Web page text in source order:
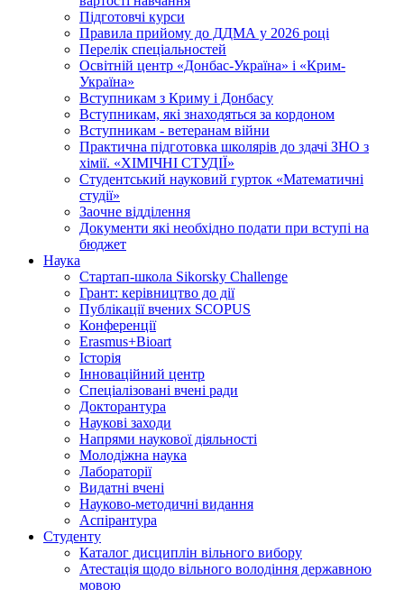
Підготовчі курси
Правила прийому до ДДМА у 2026 році
Перелік спеціальностей
Освітній центр «Донбас-Україна» і «Крим-
Україна»
Вступникам з Криму і Донбасу
Вступникам, які знаходяться за кордоном
Вступникам - ветеранам війни
Практична підготовка школярів до здачі ЗНО з
хімії. «ХІМІЧНІ СТУДІЇ»
Студентський науковий гурток «Математичні
студії»
Заочне відділення
Документи які необхідно подати при вступі на
бюджет
Наука
Стартап-школа Sikorsky Challenge
Грант: керівництво до дії
Публікації вчених SCOPUS
Конференції
Erasmus+Bioart
Історія
Інноваційний центр
Спеціалізовані вчені ради
Докторантура
Наукові заходи
Напрями наукової діяльності
Молодіжна наука
Лабораторії
Видатні вчені
Науково-методичні видання
Аспірантура
Студенту
Каталог дисциплін вільного вибору
Атестація щодо вільного володіння державною
мовою